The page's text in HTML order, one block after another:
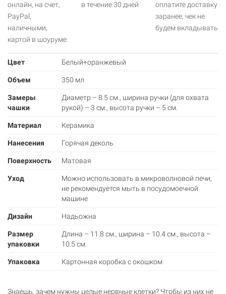
онлайн, на счет,
PayPal,
наличными,
картой в шоуруме.
в течение 30 дней
оплатите доставку
заранее, чек не
будем вкладывать
Цвет Белый+оранжевый
Объем 350 мл
Замеры
чашки
Диаметр – 8.5 см., ширина ручки (для охвата
рукой) – 3 см., высота ручки – 5 см.
Материал Керамика
Нанесения Горячая деколь
Поверхность Матовая
Уход
Можно использовать в микроволновой печи,
не рекомендуется мыть в посудомоечной
машине
Дизайн Надьожна
Размер
упаковки
Длина – 11.8 см., ширина – 10.4 см., высота –
10.5 см.
Упаковка Картонная коробка с окошком
Знаешь, зачем нужны целые нервные клетки? Чтобы из них не